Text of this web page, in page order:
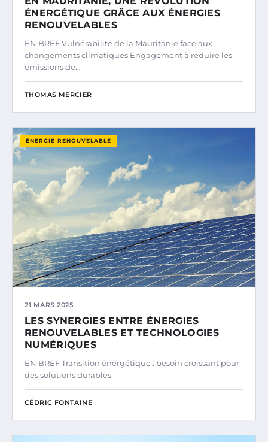
ÉNERGÉTIQUE GRÂCE AUX ÉNERGIES
RENOUVELABLES
EN BREF Vulnérabilité de la Mauritanie face aux
changements climatiques Engagement à réduire les
émissions de…
THOMAS MERCIER
ÉNERGIE RENOUVELABLE
21 MARS 2025
LES SYNERGIES ENTRE ÉNERGIES
RENOUVELABLES ET TECHNOLOGIES
NUMÉRIQUES
EN BREF Transition énergétique : besoin croissant pour
des solutions durables.
CÉDRIC FONTAINE